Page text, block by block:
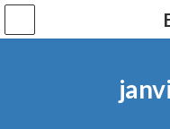
Skip
the
Skip
the